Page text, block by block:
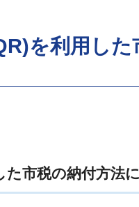
を利用した
た市税の納付方法